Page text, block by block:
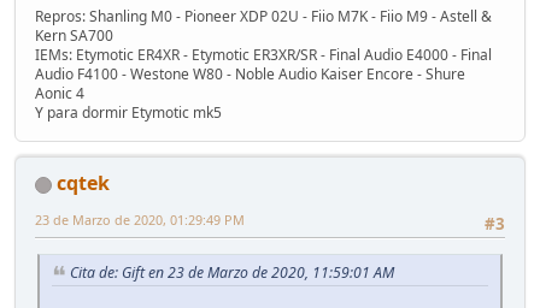
Repros: Shanling M0 - Pioneer XDP 02U - Fiio M7K - Fiio M9 - Astell &
Kern SA700
IEMs: Etymotic ER4XR - Etymotic ER3XR/SR - Final Audio E4000 - Final
Audio F4100 - Westone W80 - Noble Audio Kaiser Encore - Shure
Aonic 4
Y para dormir Etymotic mk5
cqtek
#3
23 de Marzo de 2020, 01:29:49 PM
Cita de: Gift en 23 de Marzo de 2020, 11:59:01 AM